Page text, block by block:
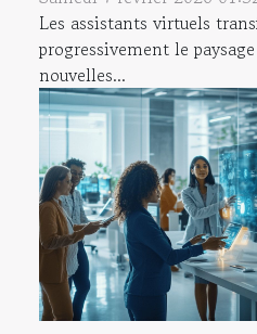
Les assistants virtuels
progressivement le
nouvelles...